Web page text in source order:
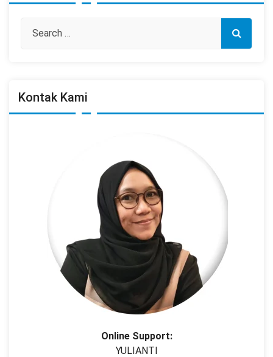
Kontak Kami
Online Support:
YULIANTI